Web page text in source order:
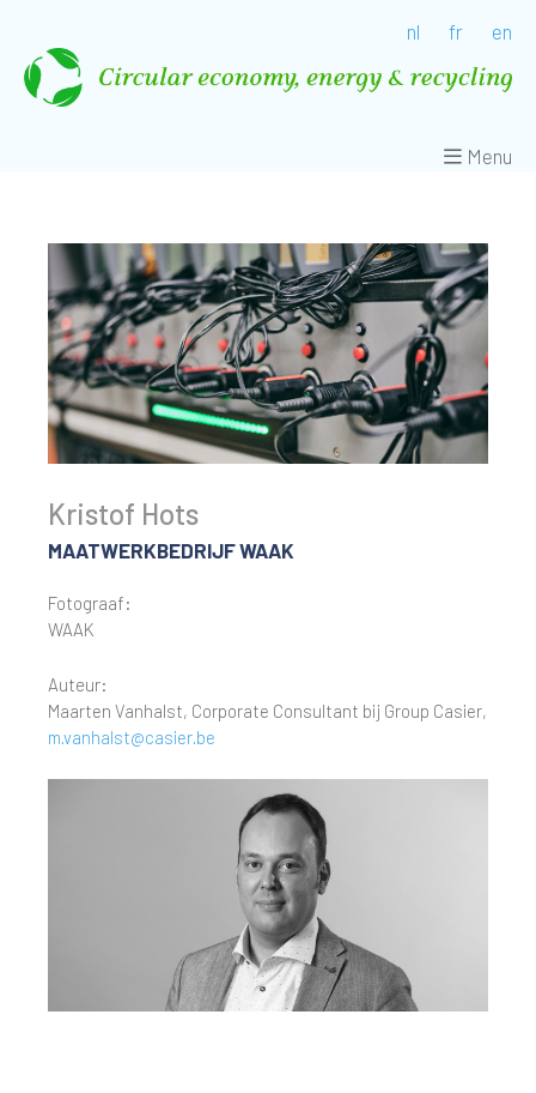
nl fr en
Menu
Kristof Hots
MAATWERKBEDRIJF WAAK
Fotograaf:
WAAK
Auteur:
Maarten Vanhalst, Corporate Consultant bij Group Casier,
m.vanhalst@casier.be